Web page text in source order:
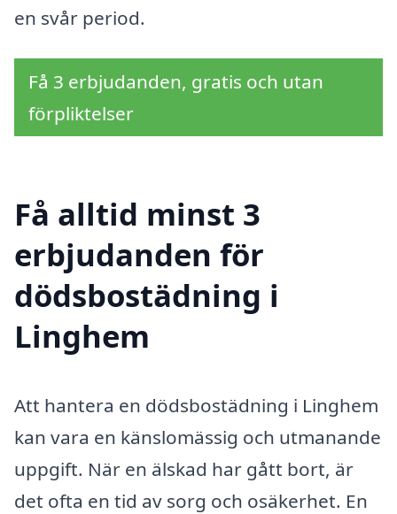
en svår period.
Få 3 erbjudanden, gratis och utan
förpliktelser
Få alltid minst 3
erbjudanden för
dödsbostädning i
Linghem
Att hantera en dödsbostädning i Linghem
kan vara en känslomässig och utmanande
uppgift. När en älskad har gått bort, är
det ofta en tid av sorg och osäkerhet. En